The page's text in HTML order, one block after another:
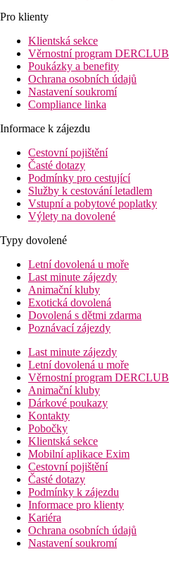
Pro klienty
Klientská sekce
Věrnostní program DERCLUB
Poukázky a benefity
Ochrana osobních údajů
Nastavení soukromí
Compliance linka
Informace k zájezdu
Cestovní pojištění
Časté dotazy
Podmínky pro cestující
Služby k cestování letadlem
Vstupní a pobytové poplatky
Výlety na dovolené
Typy dovolené
Letní dovolená u moře
Last minute zájezdy
Animační kluby
Exotická dovolená
Dovolená s dětmi zdarma
Poznávací zájezdy
Last minute zájezdy
Letní dovolená u moře
Věrnostní program DERCLUB
Animační kluby
Dárkové poukazy
Kontakty
Pobočky
Klientská sekce
Mobilní aplikace Exim
Cestovní pojištění
Časté dotazy
Podmínky k zájezdu
Informace pro klienty
Kariéra
Ochrana osobních údajů
Nastavení soukromí